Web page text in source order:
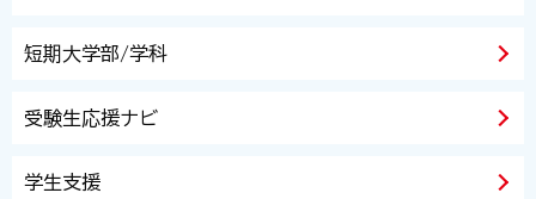
短期大学部/学科
受験生応援ナビ
学生支援